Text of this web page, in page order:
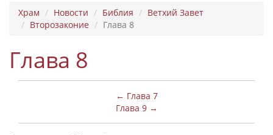
Храм Новости Библия
Ветхий Завет
Второзаконие
Глава 8
Глава 8
← Глава 7
Глава 9 →